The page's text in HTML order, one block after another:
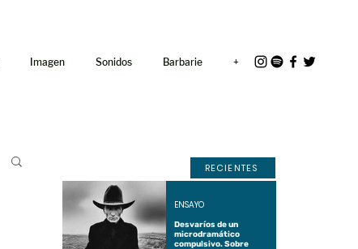
Imagen Sonidos Barbarie +
RECIENTES
Desvaríos de un
microdramático
compulsivo. Sobre
ENSAYO